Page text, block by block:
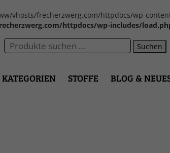
vhosts/frecherzwerg.com/httpdocs/wp-
httpdocs/wp-includes/
Suchen
KATEGORIEN STOFFE BLOG &